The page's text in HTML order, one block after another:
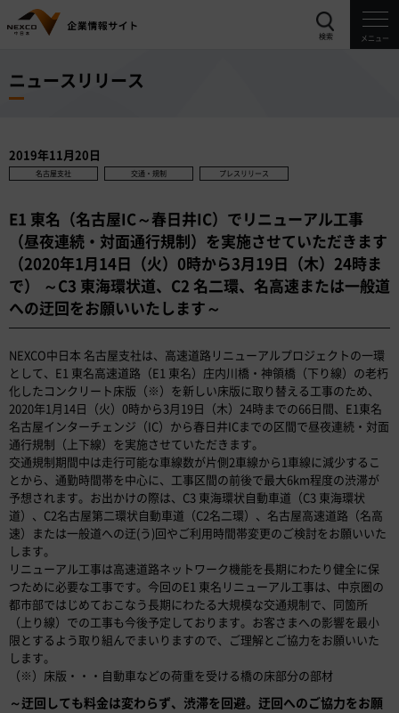
検索 メニュー
ニュースリリース
2019年11月20日
名古屋支社 交通・規制 プレスリリース
E1 東名（名古屋IC～春日井IC）でリニューアル工事
（昼夜連続・対面通行規制）を実施させていただきます
（2020年1月14日（火）0時から3月19日（木）24時ま
で） ～C3 東海環状道、C2 名二環、名高速または一般道
への迂回をお願いいたします～
NEXCO中日本 名古屋支社は、高速道路リニューアルプロジェクトの一環
として、E1 東名高速道路（E1 東名）庄内川橋・神領橋（下り線）の老朽
化したコンクリート床版（※）を新しい床版に取り替える工事のため、
2020年1月14日（火）0時から3月19日（木）24時までの66日間、E1東名
名古屋インターチェンジ（IC）から春日井ICまでの区間で昼夜連続・対面
通行規制（上下線）を実施させていただきます。
交通規制期間中は走行可能な車線数が片側2車線から1車線に減少するこ
とから、通勤時間帯を中心に、工事区間の前後で最大6km程度の渋滞が
予想されます。お出かけの際は、C3 東海環状自動車道（C3 東海環状
道）、C2名古屋第二環状自動車道（C2名二環）、名古屋高速道路（名高
速）または一般道への迂(う)回やご利用時間帯変更のご検討をお願いいた
します。
リニューアル工事は高速道路ネットワーク機能を長期にわたり健全に保
つために必要な工事です。今回のE1 東名リニューアル工事は、中京圏の
都市部ではじめておこなう長期にわたる大規模な交通規制で、同箇所
（上り線）での工事も今後予定しております。お客さまへの影響を最小
限とするよう取り組んでまいりますので、ご理解とご協力をお願いいた
します。
（※）床版・・・自動車などの荷重を受ける橋の床部分の部材
～迂回しても料金は変わらず、渋滞を回避。迂回へのご協力をお願